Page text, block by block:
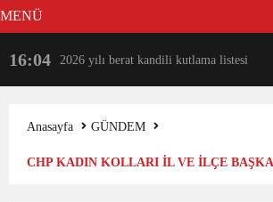
MENÜ
16:04 2026 yılı berat kandili kutlama listesi
Anasayfa
GÜNDEM
CHP KADIN KOLLARI İL VE İLÇE